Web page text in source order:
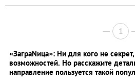
1
«ЗаграNица»: Ни для кого не
возможностей. Но расскажите
направление пользуется такой